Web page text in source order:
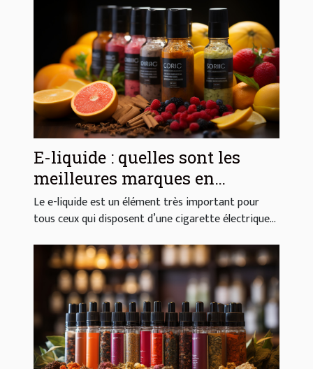
E-liquide : quelles sont les
meilleures marques en
France ?
Le e-liquide est un élément très important pour
tous ceux qui disposent d’une cigarette électrique...